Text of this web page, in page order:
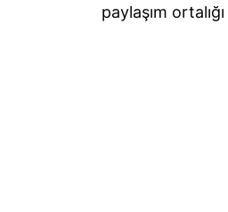
paylaşım ortalığı